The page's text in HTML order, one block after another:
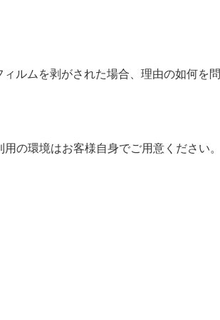
ルムを剥がされた場合、理由の如何を問
の環境はお客様自身でご用意ください。